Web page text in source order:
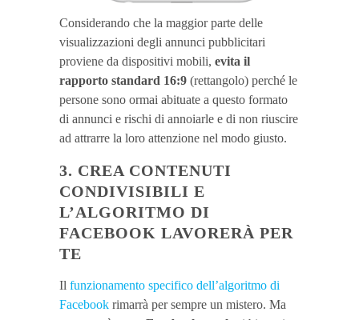
Considerando che la maggior parte delle
visualizzazioni degli annunci pubblicitari
proviene da dispositivi mobili, evita il
rapporto standard 16:9 (rettangolo) perché le
persone sono ormai abituate a questo formato
di annunci e rischi di annoiarle e di non riuscire
ad attrarre la loro attenzione nel modo giusto.
3. CREA CONTENUTI
CONDIVISIBILI E
L’ALGORITMO DI
FACEBOOK LAVORERÀ PER
TE
Il funzionamento specifico dell’algoritmo di
Facebook rimarrà per sempre un mistero. Ma